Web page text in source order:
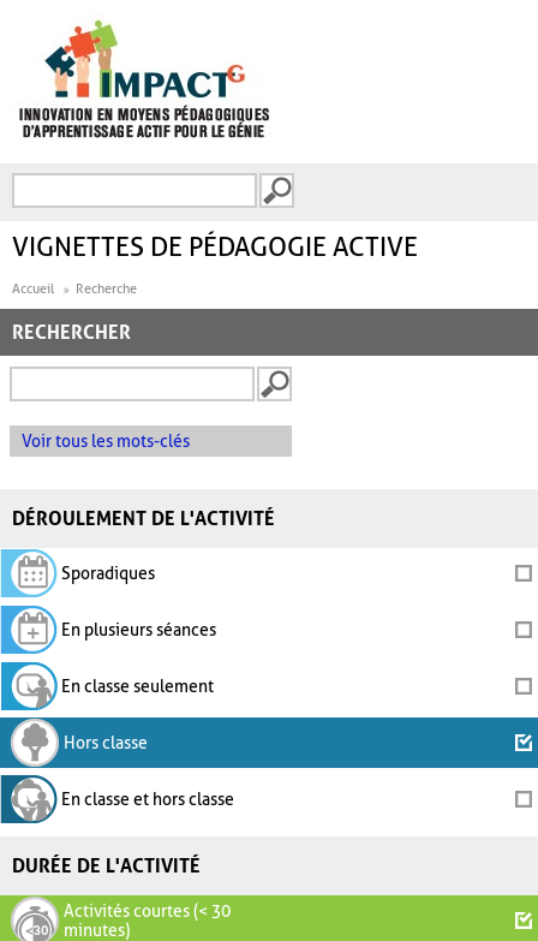
FORMULAIRE DE
VIGNETTES DE PÉDAGOGIE ACTIVE
Accueil Recherche
RECHERCHER
Voir tous les mots-clés
DÉROULEMENT DE L'ACTIVITÉ
Sporadiques
En plusieurs séances
En classe seulement
Hors classe
En classe et hors classe
DURÉE DE L'ACTIVITÉ
Activités courtes (< 30
minutes)